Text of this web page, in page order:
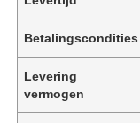
Betalingscondities
Levering
vermogen